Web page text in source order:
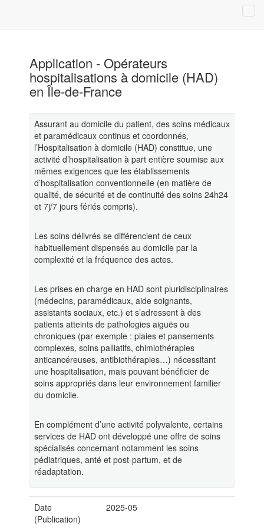
Application - Opérateurs
hospitalisations à domicile (HAD)
en Île-de-France
Assurant au domicile du patient, des soins médicaux
et paramédicaux continus et coordonnés,
l’Hospitalisation à domicile (HAD) constitue, une
activité d’hospitalisation à part entière soumise aux
mêmes exigences que les établissements
d’hospitalisation conventionnelle (en matière de
qualité, de sécurité et de continuité des soins 24h24
et 7j/7 jours fériés compris).
Les soins délivrés se différencient de ceux
habituellement dispensés au domicile par la
complexité et la fréquence des actes.
Les prises en charge en HAD sont pluridisciplinaires
(médecins, paramédicaux, aide soignants,
assistants sociaux, etc.) et s’adressent à des
patients atteints de pathologies aiguës ou
chroniques (par exemple : plaies et pansements
complexes, soins palliatifs, chimiothérapies
anticancéreuses, antibiothérapies…) nécessitant
une hospitalisation, mais pouvant bénéficier de
soins appropriés dans leur environnement familier
du domicile.
En complément d’une activité polyvalente, certains
services de HAD ont développé une offre de soins
spécialisés concernant notamment les soins
pédiatriques, anté et post-partum, et de
réadaptation.
Date
(Publication)
2025-05